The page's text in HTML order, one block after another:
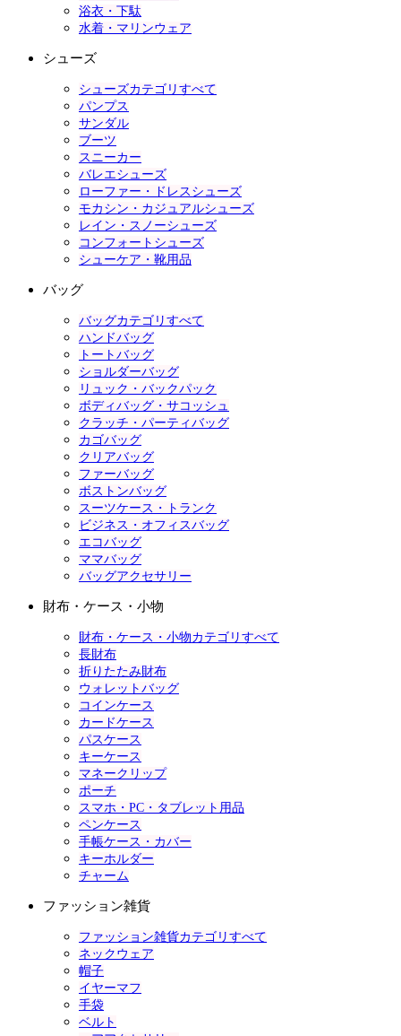
浴衣・下駄
水着・マリンウェア
シューズ
シューズカテゴリすべて
パンプス
サンダル
ブーツ
スニーカー
バレエシューズ
ローファー・ドレスシューズ
モカシン・カジュアルシューズ
レイン・スノーシューズ
コンフォートシューズ
シューケア・靴用品
バッグ
バッグカテゴリすべて
ハンドバッグ
トートバッグ
ショルダーバッグ
リュック・バックパック
ボディバッグ・サコッシュ
クラッチ・パーティバッグ
カゴバッグ
クリアバッグ
ファーバッグ
ボストンバッグ
スーツケース・トランク
ビジネス・オフィスバッグ
エコバッグ
ママバッグ
バッグアクセサリー
財布・ケース・小物
財布・ケース・小物カテゴリすべて
長財布
折りたたみ財布
ウォレットバッグ
コインケース
カードケース
パスケース
キーケース
マネークリップ
ポーチ
スマホ・PC・タブレット用品
ペンケース
手帳ケース・カバー
キーホルダー
チャーム
ファッション雑貨
ファッション雑貨カテゴリすべて
ネックウェア
帽子
イヤーマフ
手袋
ベルト